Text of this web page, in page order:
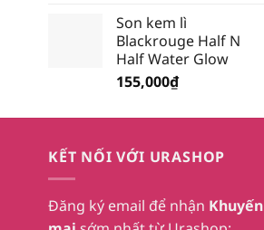
Son kem lì
Blackrouge Half N
Half Water Glow
155,000₫
KẾT NỐI VỚI URASHOP
Đăng ký email để nhận Khuyến